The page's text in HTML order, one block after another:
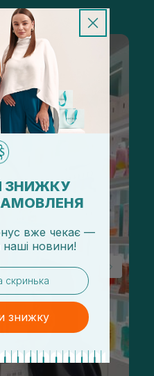
ЗНИЖКУ
вже чекає —
наші новини!
знижку